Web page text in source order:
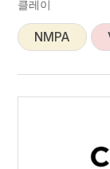
클레이
NMPA